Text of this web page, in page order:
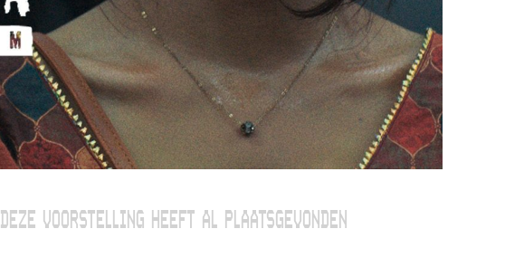
DEZE VOORSTELLING HEEFT AL PLAATSGEVONDEN